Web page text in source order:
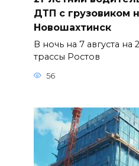
ДТП с грузовиком
Новошахтинск
В ночь на 7 августа
трассы Ростов
56